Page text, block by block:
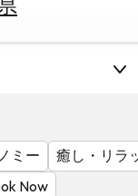
ミー 癒し・リラ
Now